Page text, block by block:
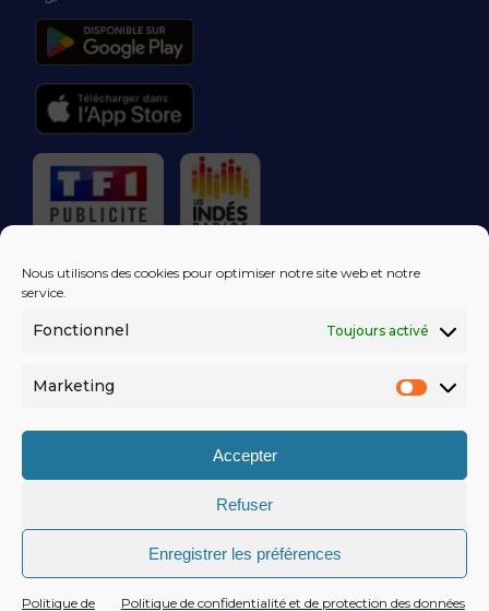
Nous utilisons des cookies pour optimiser notre site web et notre
service.
Fonctionnel Toujours activé
Marketing
Accepter
Refuser
Enregistrer les préférences
Politique de Politique de confidentialité et de protection des données
RÉGIE PUBLICITAIRE
LES EXCLUS
DANS VOTRE
MENTIONS LÉGALES
POLITIQUE DE CONFIDENTIALITÉ
AGENCE EQUINOXAL